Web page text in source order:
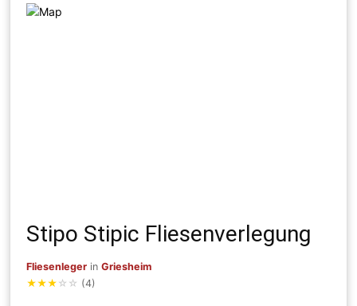
Stipo Stipic Fliesenverlegung
Fliesenleger inGriesheim
★★★ ☆ ☆ (4)